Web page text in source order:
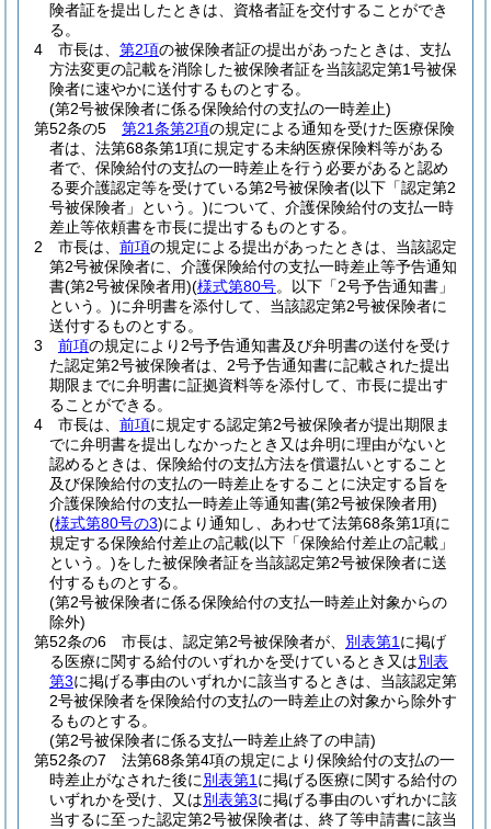
険者証を提出したときは、資格者証を交付することができ
る。
4
市長は、 第2項の被保険者証の提出があったときは、支払
方法変更の記載を消除した被保険者証を当該認定第1号被保
険者に速やかに送付するものとする。
(第2号被保険者に係る保険給付の支払の一時差止)
第52条の5
第21条第2項の規定による通知を受けた医療保険
者は、法第68条第1項に規定する未納医療保険料等がある
者で、保険給付の支払の一時差止を行う必要があると認め
る要介護認定等を受けている第2号被保険者(以下「認定第2
号被保険者」という。)について、介護保険給付の支払一時
差止等依頼書を市長に提出するものとする。
2
市長は、 前項の規定による提出があったときは、当該認定
第2号被保険者に、介護保険給付の支払一時差止等予告通知
書(第2号被保険者用)(様式第80号。以下「2号予告通知書」
という。)に弁明書を添付して、当該認定第2号被保険者に
送付するものとする。
3
前項の規定により2号予告通知書及び弁明書の送付を受け
た認定第2号被保険者は、2号予告通知書に記載された提出
期限までに弁明書に証拠資料等を添付して、市長に提出す
ることができる。
4
市長は、 前項に規定する認定第2号被保険者が提出期限ま
でに弁明書を提出しなかったとき又は弁明に理由がないと
認めるときは、保険給付の支払方法を償還払いとすること
及び保険給付の支払の一時差止をすることに決定する旨を
介護保険給付の支払一時差止等通知書(第2号被保険者用)
(様式第80号の3)により通知し、あわせて法第68条第1項に
規定する保険給付差止の記載(以下「保険給付差止の記載」
という。)をした被保険者証を当該認定第2号被保険者に送
付するものとする。
(第2号被保険者に係る保険給付の支払一時差止対象からの
除外)
第52条の6
市長は、認定第2号被保険者が、 別表第1 に掲げ
る医療に関する給付のいずれかを受けているとき又は別表
第3に掲げる事由のいずれかに該当するときは、当該認定第
2号被保険者を保険給付の支払の一時差止の対象から除外す
るものとする。
(第2号被保険者に係る支払一時差止終了の申請)
第52条の7
法第68条第4項の規定により保険給付の支払の一
時差止がなされた後に別表第1 に掲げる医療に関する給付の
いずれかを受け、又は別表第3に掲げる事由のいずれかに該
当するに至った認定第2号被保険者は、終了等申請書に該当